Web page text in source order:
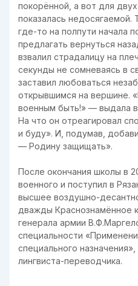
покорённой, а вот для
показалась недосягаемой.
где-то на полпути начала
предлагать вернуться
взвалил страдалицу на
секунды не сомневаясь в
заставил любоваться
открывшимся на вершине.
военным быть!» — выдала
На что он отреагировал
и буду». И, подумав,
— Родину защищать».
После окончания школы в
военного и поступил в
высшее воздушно-
дважды Краснознамённое
генерала армии
специальности
специального
лингвиста-переводчика.